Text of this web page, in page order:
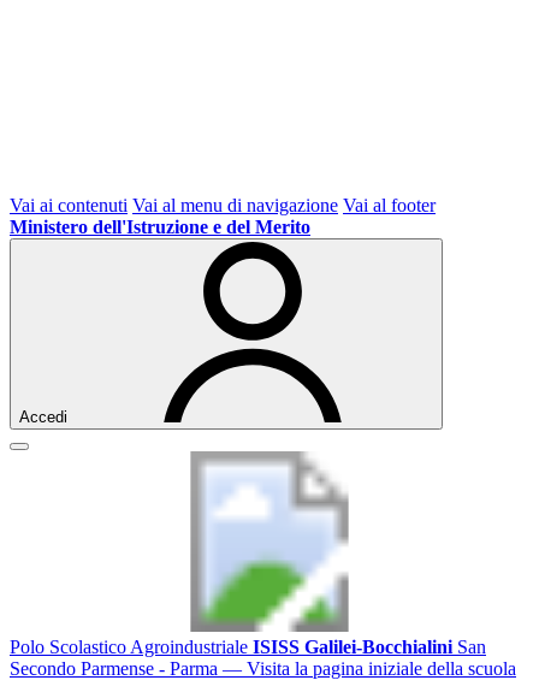
Vai ai contenuti Vai al menu di navigazione Vai al footer
Ministero dell'Istruzione e del Merito
Accedi
Polo Scolastico Agroindustriale ISISS Galilei-Bocchialini San
Secondo Parmense - Parma — Visita la pagina iniziale della scuola